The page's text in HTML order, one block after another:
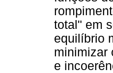
total" em
equilíbrio
minimizar
e